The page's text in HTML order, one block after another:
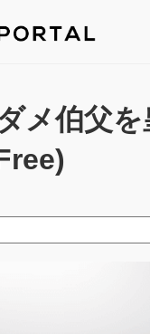
メ伯父